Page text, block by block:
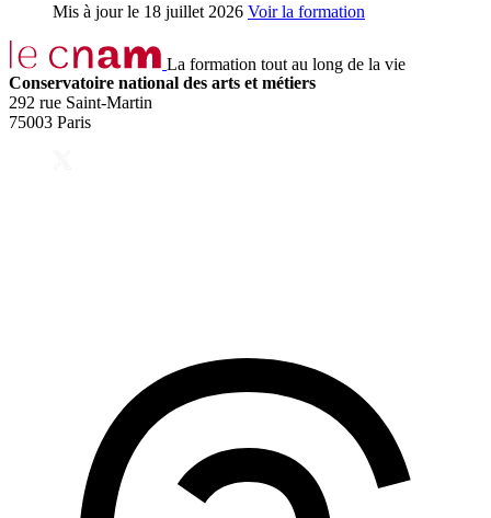
Mis à jour le 18 juillet 2026 Voir la formation
La formation tout au long de la vie
Conservatoire national des arts et métiers
292 rue Saint-Martin
75003 Paris